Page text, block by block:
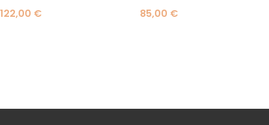
122,00 € 85,00 €